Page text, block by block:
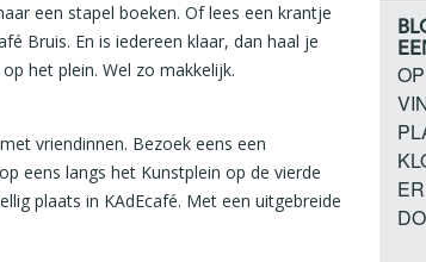
een stapel boeken. Of lees een krantje
Bruis. En is iedereen klaar, dan haal je
het plein. Wel zo makkelijk.
vriendinnen. Bezoek eens een
eens langs het Kunstplein op de vierde
plaats in KAdEcafé. Met een uitgebreide